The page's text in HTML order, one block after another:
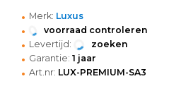
• Merk: Luxus
• voorraad controleren
• Levertijd: zoeken
• Garantie: 1 jaar
• Art.nr: LUX-PREMIUM-SA3